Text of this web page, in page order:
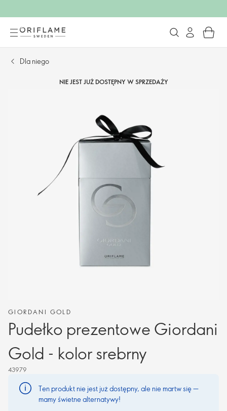
Dla niego
NIE JEST JUŻ DOSTĘPNY W SPRZEDAŻY
GIORDANI GOLD
Pudełko prezentowe Giordani
Gold - kolor srebrny
43979
Ten produkt nie jest już dostępny, ale nie martw się —
mamy świetne alternatywy!